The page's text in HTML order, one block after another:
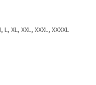
XXL, XXXL, XXXXL